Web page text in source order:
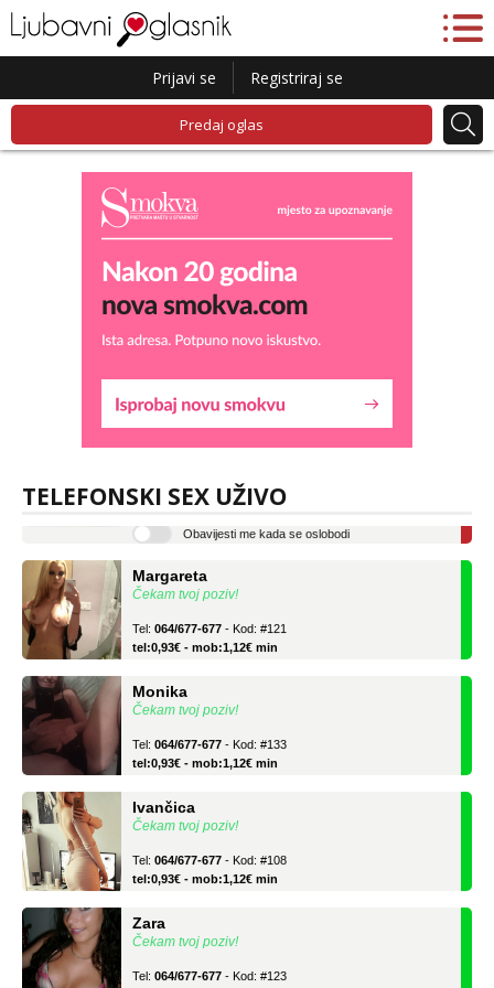
Prijavi se Registriraj se
Predaj oglas
TELEFONSKI SEX UŽIVO
tel:0,93€ - mob:1,12€ min
Čekam tvoj poziv!
tel:0,93€ - mob:1,12€ min
Čekam tvoj poziv!
tel:0,93€ - mob:1,12€ min
Čekam tvoj poziv!
tel:0,93€ - mob:1,12€ min
Čekam tvoj poziv!
tel:0,93€ - mob:1,12€ min